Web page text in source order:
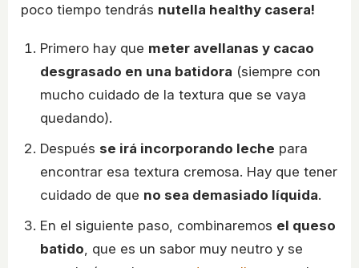
poco tiempo tendrás nutella healthy casera!
Primero hay que meter avellanas y cacao
desgrasado en una batidora (siempre con
mucho cuidado de la textura que se vaya
quedando).
Después se irá incorporando leche para
encontrar esa textura cremosa. Hay que tener
cuidado de que no sea demasiado líquida.
En el siguiente paso, combinaremos el queso
batido , que es un sabor muy neutro y se